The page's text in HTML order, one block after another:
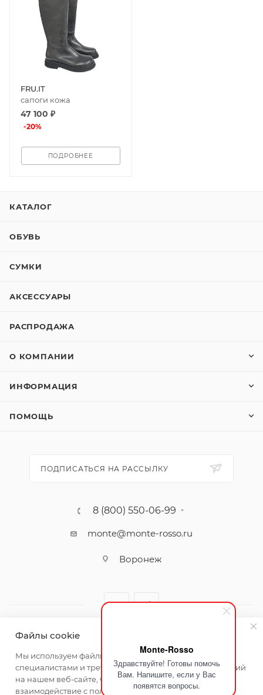
Monte-Rosso
Здравствуйте! Готовы помочь
Вам. Напишите, если у Вас
появятся вопросы.
FRU.IT
сапоги кожа
47 100 ₽
-20%
ПОДРОБНЕЕ
КАТАЛОГ
ОБУВЬ
СУМКИ
АКСЕССУАРЫ
РАСПРОДАЖА
О КОМПАНИИ
ИНФОРМАЦИЯ
ПОМОЩЬ
ПОДПИСАТЬСЯ НА РАССЫЛКУ
8 (800) 550-06-99
monte@monte-rosso.ru
Воронеж
2026 ©Monte Rosso - магазины обуви и аксессуаров для
женщин
Файлы cookie
Мы используем файлы cookie, разработанные нашими
специалистами и третьими лицами, для анализа событий
на нашем веб-сайте, что позволяет нам улучшать
взаимодействие с пользователями и обслуживание.